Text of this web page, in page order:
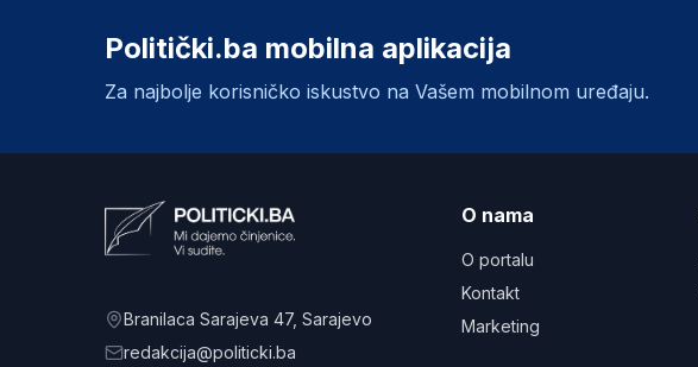
Politički.ba mobilna aplikacija
Za najbolje korisničko iskustvo na Vašem mobilnom uređaju.
Branilaca Sarajeva 47, Sarajevo
redakcija@politicki.ba
O nama
O portalu
Kontakt
Marketing